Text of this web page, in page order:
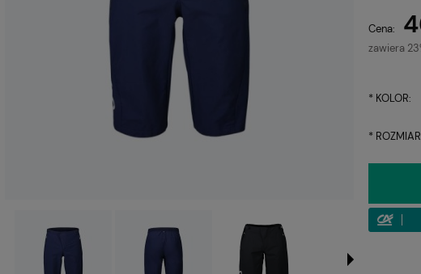
Cena nie zawiera
Cena:
zawiera
* KOLOR:
*